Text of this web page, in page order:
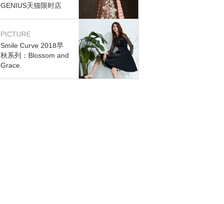
GENIUS天猫限时店
PICTURE
Smile Curve 2018早
秋系列：Blossom and
Grace.